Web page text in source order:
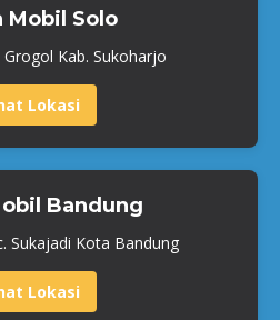
Mobil Solo
Grogol Kab. Sukoharjo
Lokasi
Bandung
Sukajadi Kota Bandung
Lokasi